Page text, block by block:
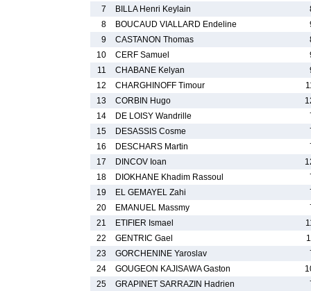
7
BILLA Henri Keylain
8
BOUCAUD VIALLARD Endeline
9
CASTANON Thomas
10
CERF Samuel
11
CHABANE Kelyan
12
CHARGHINOFF Timour
13
CORBIN Hugo
14
DE LOISY Wandrille
15
DESASSIS Cosme
16
DESCHARS Martin
17
DINCOV Ioan
18
DIOKHANE Khadim Rassoul
19
EL GEMAYEL Zahi
20
EMANUEL Massmy
21
ETIFIER Ismael
22
GENTRIC Gael
23
GORCHENINE Yaroslav
24
GOUGEON KAJISAWA Gaston
25
GRAPINET SARRAZIN Hadrien